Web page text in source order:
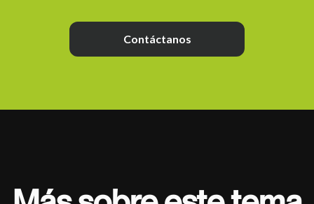
Contáctanos